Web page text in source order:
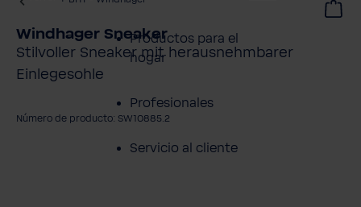
Productos para el
hogar
Profesionales
Servicio al cliente
Windhager Sneaker
Stilvoller Sneaker mit herausnehmbarer
Einlegesohle
Número de producto: SW10885.2